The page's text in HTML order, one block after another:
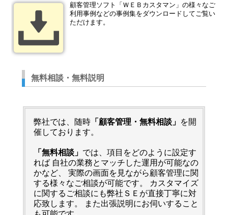
顧客管理ソフト「ＷＥＢカスタマン」の様々なご
利用事例などの事例集をダウンロードしてご覧い
ただけます。
無料相談・無料説明
弊社では、随時「顧客管理・無料相談」 を開
催しております。
「無料相談」 では、項目をどのように設定す
れば 自社の業務とマッチした運用が可能なの
かなど、 実際の画面を見ながら顧客管理に関
する様々なご相談が可能です。 カスタマイズ
に関するご相談にも弊社ＳＥが直接丁寧に対
応致します。 また出張説明にお伺いすること